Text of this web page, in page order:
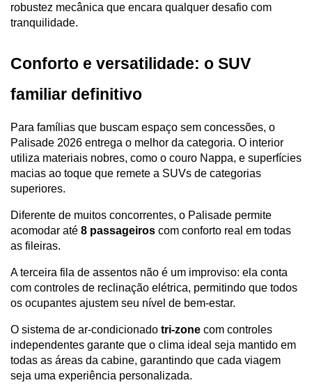
robustez mecânica que encara qualquer desafio com
tranquilidade.
Conforto e versatilidade: o SUV
familiar definitivo
Para famílias que buscam espaço sem concessões, o
Palisade 2026 entrega o melhor da categoria. O interior
utiliza materiais nobres, como o couro Nappa, e superfícies
macias ao toque que remete a SUVs de categorias
superiores.
Diferente de muitos concorrentes, o Palisade permite
acomodar até 8 passageiros com conforto real em todas
as fileiras.
A terceira fila de assentos não é um improviso: ela conta
com controles de reclinação elétrica, permitindo que todos
os ocupantes ajustem seu nível de bem-estar.
O sistema de ar-condicionado tri-zone com controles
independentes garante que o clima ideal seja mantido em
todas as áreas da cabine, garantindo que cada viagem
seja uma experiência personalizada.